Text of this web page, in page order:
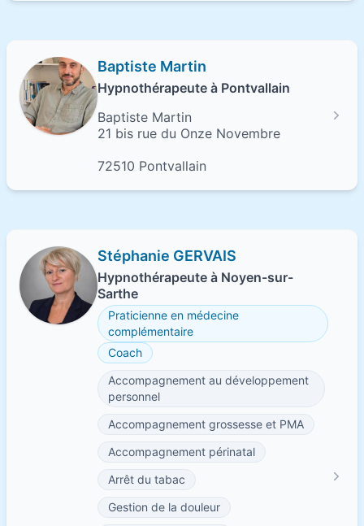
Baptiste Martin
Hypnothérapeute à Pontvallain
Baptiste Martin
21 bis rue du Onze Novembre
72510 Pontvallain
Stéphanie GERVAIS
Hypnothérapeute à Noyen-sur-
Sarthe
Praticienne en médecine
complémentaire
Coach
Accompagnement au développement
personnel
Accompagnement grossesse et PMA
Accompagnement périnatal
Arrêt du tabac
Gestion de la douleur